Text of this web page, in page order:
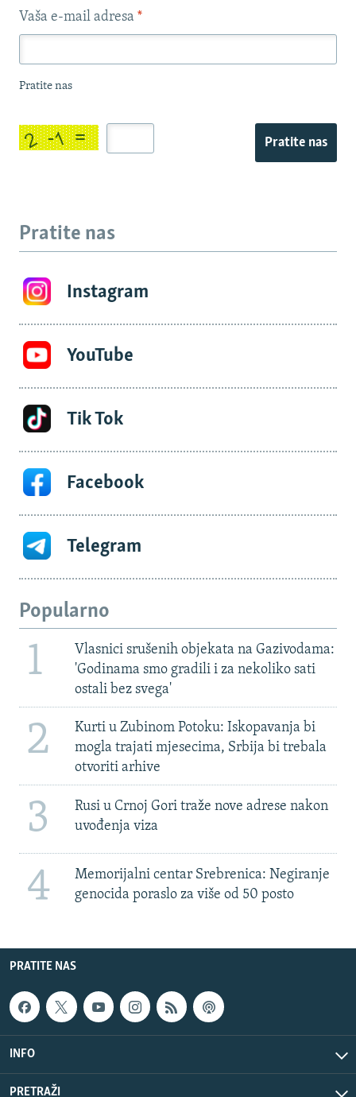
Vaša e-mail adresa *
Pratite nas
Pratite nas
Pratite nas
Instagram
YouTube
Tik Tok
Facebook
Telegram
Popularno
1
Vlasnici srušenih objekata na Gazivodama:
'Godinama smo gradili i za nekoliko sati
ostali bez svega'
2
Kurti u Zubinom Potoku: Iskopavanja bi
mogla trajati mjesecima, Srbija bi trebala
otvoriti arhive
3
Rusi u Crnoj Gori traže nove adrese nakon
uvođenja viza
4
Memorijalni centar Srebrenica: Negiranje
genocida poraslo za više od 50 posto
PRATITE NAS
INFO
PRETRAŽI